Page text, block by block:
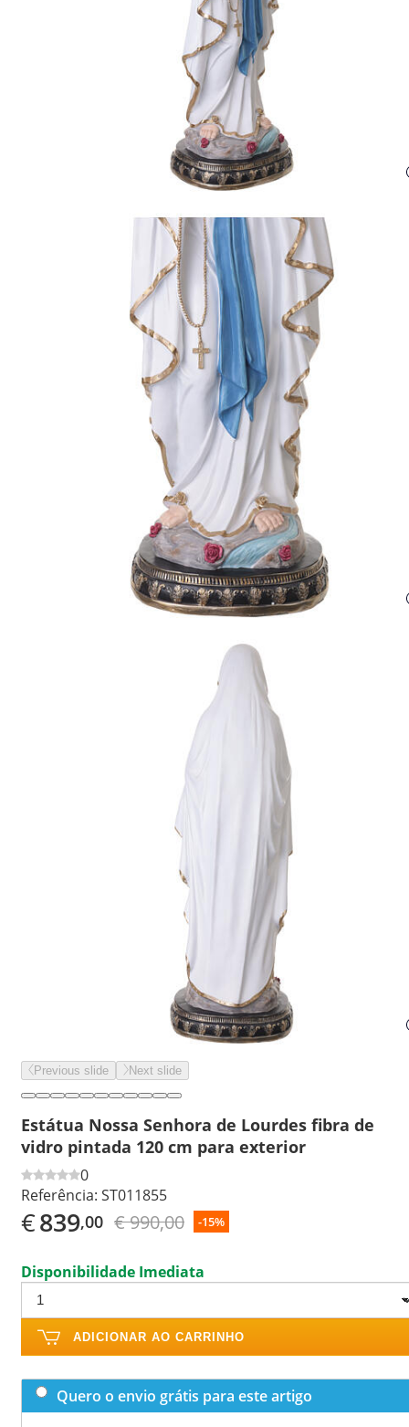
Previous slide Next slide
Estátua Nossa Senhora de Lourdes fibra de
vidro pintada 120 cm para exterior
0
Referência: ST011855
€839,00 € 990,00 -15%
Disponibilidade Imediata
ADICIONAR AO CARRINHO
Quero o envio grátis para este artigo